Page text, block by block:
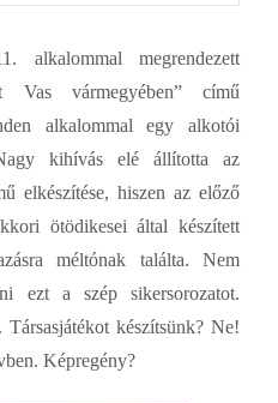
megrendezett
Vas vármegyében” című
alkalommal egy alkotói
kihívás elé állította az
elkészítése, hiszen az előző
ötödikesei által készített
méltónak találta. Nem
ezt a szép sikersorozatot.
készítsünk? Ne!
Képregény?